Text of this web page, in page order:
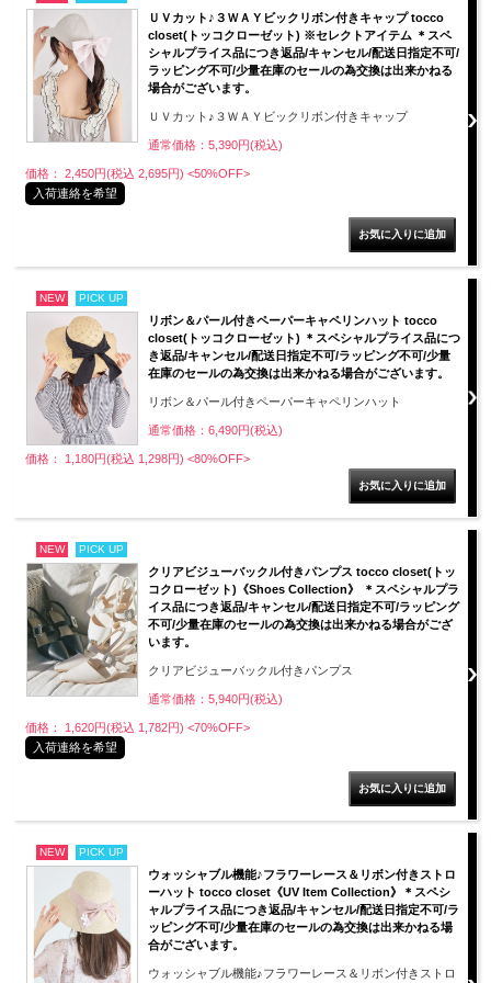
ＵＶカット♪３ＷＡＹビックリボン付きキャップ tocco
closet(トッコクローゼット) ※セレクトアイテム ＊スペ
シャルプライス品につき返品/キャンセル/配送日指定不可/
ラッピング不可/少量在庫のセールの為交換は出来かねる
場合がございます。
ＵＶカット♪３ＷＡＹビックリボン付きキャップ
通常価格：5,390円(税込)
価格： 2,450円(税込 2,695円) <50%OFF>
入荷連絡を希望
NEW PICK UP
リボン＆パール付きペーパーキャペリンハット tocco
closet(トッコクローゼット) ＊スペシャルプライス品につ
き返品/キャンセル/配送日指定不可/ラッピング不可/少量
在庫のセールの為交換は出来かねる場合がございます。
リボン＆パール付きペーパーキャペリンハット
通常価格：6,490円(税込)
価格： 1,180円(税込 1,298円) <80%OFF>
NEW PICK UP
クリアビジューバックル付きパンプス tocco closet(トッ
コクローゼット)《Shoes Collection》 ＊スペシャルプラ
イス品につき返品/キャンセル/配送日指定不可/ラッピング
不可/少量在庫のセールの為交換は出来かねる場合がござ
います。
クリアビジューバックル付きパンプス
通常価格：5,940円(税込)
価格： 1,620円(税込 1,782円) <70%OFF>
入荷連絡を希望
NEW PICK UP
ウォッシャブル機能♪フラワーレース＆リボン付きストロ
ーハット tocco closet《UV Item Collection》＊スペシ
ャルプライス品につき返品/キャンセル/配送日指定不可/ラ
ッピング不可/少量在庫のセールの為交換は出来かねる場
合がございます。
ウォッシャブル機能♪フラワーレース＆リボン付きストロ